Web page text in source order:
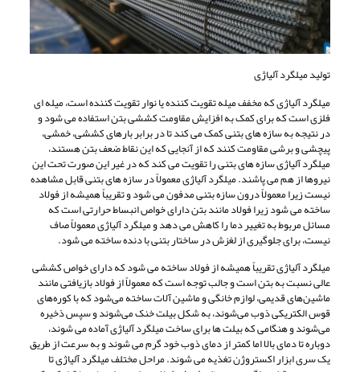
تولید میلگرد آلیاژی
میلگرد آلیاژی که مخفف میله تقویت کننده یا نوار تقویت کننده است، میله ای
فلزی است که برای کمک به افزایش مقاومت کششی بتن استفاده می شود و
در نتیجه به سازه های بتنی کمک می کند تا در برابر بارهای کششی، خمشی،
پیچشی و برشی مقاومت کنند که از آنجایی که این نقاط ضعف بتن هستند،
میلگرد آلیاژی سازه های بتنی را تقویت می کند که در غیر این صورت تحت این
نیروها از هم می پاشند. میلگرد آلیاژی معمولاً در سازه های بتنی قابل مشاهده
نیست زیرا معمولاً درون سازه بتنی مدفون می شود و تقریباً همیشه از فولاد
ساخته می شود زیرا فولاد مانند بتن دارای خواص انبساط حرارتی است که
مسائل مربوط به تغییر دما را کاهش می دهد و میلگرد آلیاژی معمولاً صاف
نیست، برای جلوگیری از لغزش در ساختار بتنی با دنده ساخته می شود.
میلگرد آلیاژی تقریباً همیشه از فولاد ساخته می شود که دارای خواص کششی
عالی نسبت به بتن است و جالب توجه است که معمولاً از فولاد بازیافتی مانند
ماشین‌های قدیمی، لوازم خانگی و ماشین آلات ساخته می‌شود که با کوره‌های
قوس الکتریکی ذوب می‌شوند، به شکل بیلت خنک می‌شوند و سپس ذخیره
می‌شوند و هنگامی که بیلت ها برای ساخت میلگرد آلیاژی آماده می شوند،
دوباره تا دمای بالا اما کمتر از دمای ذوب خود گرم می شوند و به سرعت از طریق
یک سری ابزار اکستروژن تغذیه می شوند. مراحل مختلف میلگرد آلیاژی تا